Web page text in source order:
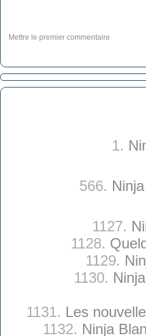
Mettre le premier commentaire
1.
566.
1127.
1128.
1129.
1130.
1131. Les
1132. Ninja